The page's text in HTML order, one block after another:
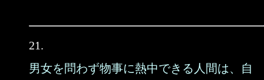
21.
男女を問わず物事に熱中できる人間は、自